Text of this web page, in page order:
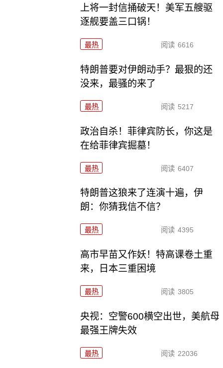
上将一封信捅破天！美军五艘驱
逐舰要盖三口锅！
最热 阅读 6616
特朗普要对伊朗动手？最狠的还
没来，最骚的来了
最热 阅读 5217
政治自杀！菲律宾防长，你这是
在给菲律宾掘墓！
最热 阅读 6407
特朗普这狼来了连演十遍，伊
朗：你猜我信不信？
最热 阅读 4395
高市早苗又作妖！特高课卷土重
来，日本三重困境
最热 阅读 3805
央视：空警600横空出世，美航母
最强王牌失效
最热 阅读 22036